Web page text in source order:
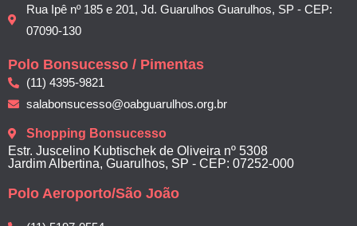
Rua Ipê nº 185 e 201, Jd. Guarulhos Guarulhos, SP - CEP:
07090-130
Polo Bonsucesso / Pimentas
(11) 4395-9821
salabonsucesso@oabguarulhos.org.br
Shopping Bonsucesso
Estr. Juscelino Kubtischek de Oliveira nº 5308
Jardim Albertina, Guarulhos, SP - CEP: 07252-000
Polo Aeroporto/São João